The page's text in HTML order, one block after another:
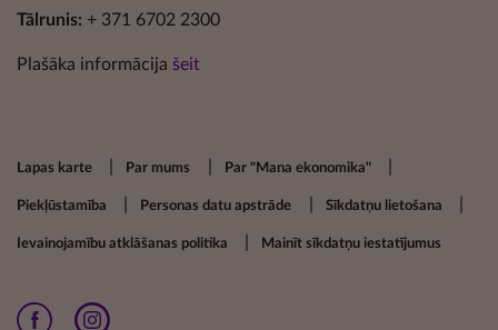
Tālrunis: + 371 6702 2300
Plašāka informācija šeit
Footer secondary menu
Lapas karte Par mums Par "Mana ekonomika"
Piekļūstamība Personas datu apstrāde Sīkdatņu lietošana
Ievainojamību atklāšanas politika Mainīt sīkdatņu iestatījumus